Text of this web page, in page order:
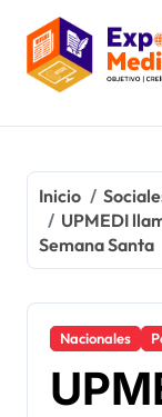
contenido
Inicio
UPMEDI
Semana Santa
Nacionales